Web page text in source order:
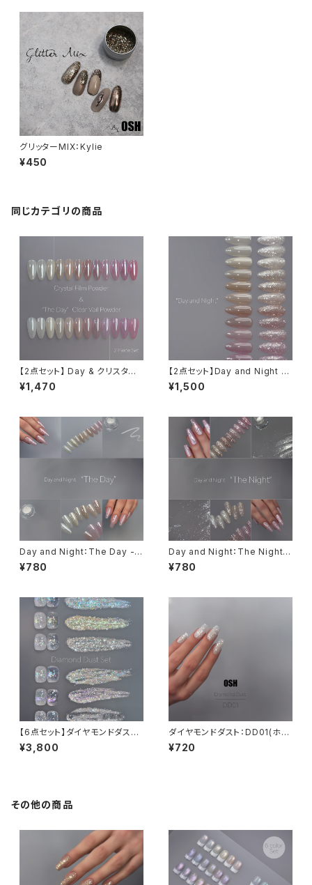
グリッターMIX：Kylie
¥450
同じカテゴリの商品
【2点セット】 Day & クリスタル
フィルムパウダー【限定】
¥1,470
【2点セット】Day and Night s
et
¥1,500
Day and Night：The Day -
Clear Veil Powder
¥780
Day and Night：The Night -
Jewel Glitter Flake
¥780
【6点セット】ダイヤモンドダスト
シリーズ & Glitter hour：01:0
0am
¥3,800
ダイヤモンドダスト：DD01(ホワ
イト系)
¥720
その他の商品